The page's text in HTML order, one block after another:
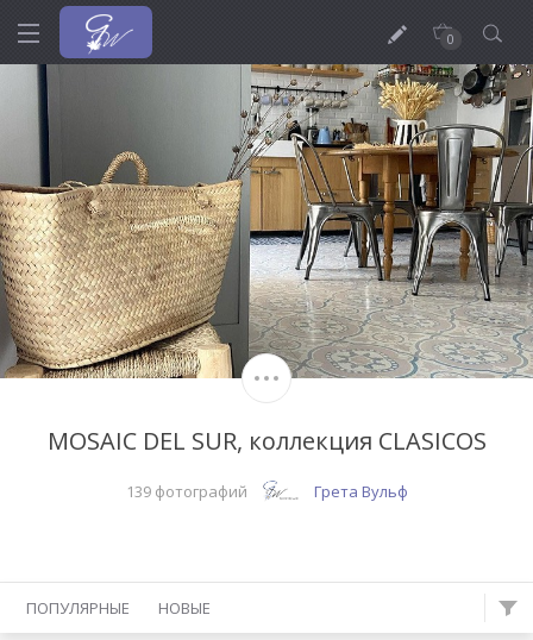
0
MOSAIC DEL SUR, коллекция СLASICOS
139 фотографий Грета Вульф
ПОПУЛЯРНЫЕ НОВЫЕ